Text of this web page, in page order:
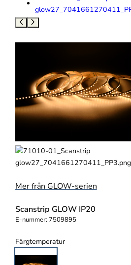
Mer från GLOW-serien
Scanstrip GLOW IP20
E-nummer: 7509895
Färgtemperatur